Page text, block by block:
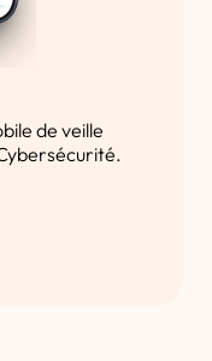
de veille